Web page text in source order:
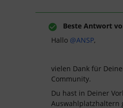
Beste Antwort
Hallo @ANSP,
vielen Dank für
Community.
Du hast in Deiner
Auswahlplatzhaltern